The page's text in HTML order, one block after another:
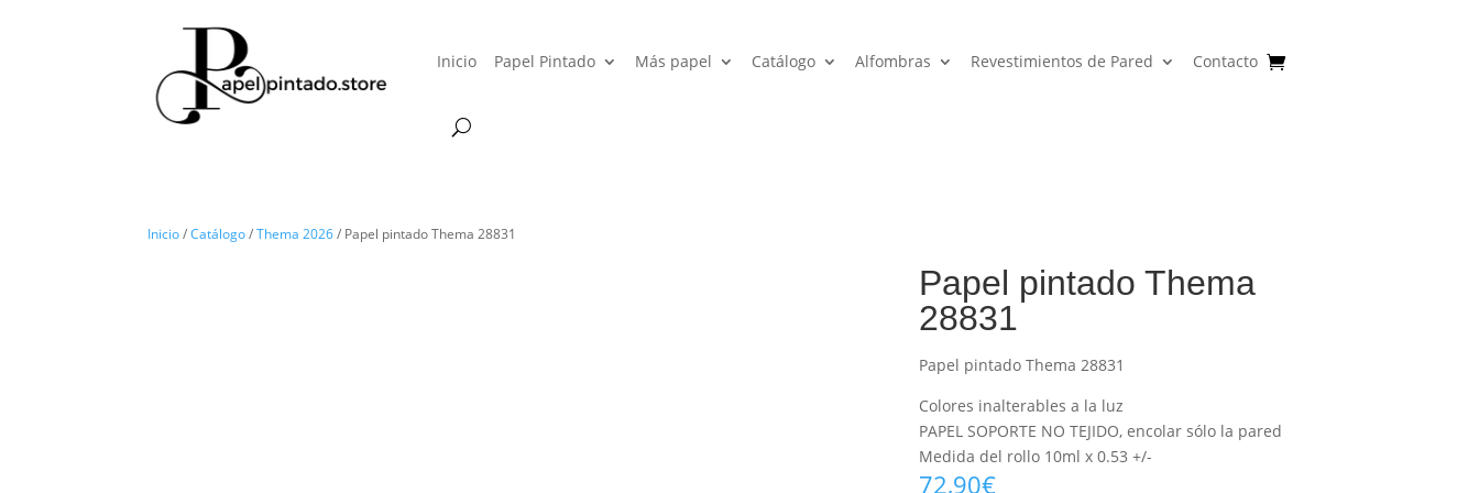
Inicio Papel Pintado Más papel Catálogo Alfombras Revestimientos de Pared Contacto
Inicio/Catálogo/Thema 2026/ Papel pintado Thema 28831
Papel pintado Thema
28831
Papel pintado Thema 28831
Colores inalterables a la luz
PAPEL SOPORTE NO TEJIDO, encolar sólo la pared
Medida del rollo 10ml x 0.53 +/-
72,90€